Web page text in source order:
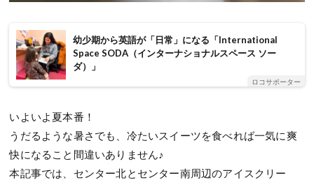
幼少期から英語が「日常」になる「International
Space SODA（インターナショナルスペース ソー
ダ）」
ロコサポーター
いよいよ夏本番！
うだるような暑さでも、冷たいスイーツを食べれば一気に爽
快になること間違いありません♪
本記事では、センター北とセンター南周辺のアイスクリー